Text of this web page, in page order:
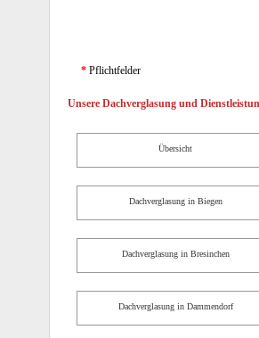
* Pflichtfelder
Unsere Dachverglasung und
Übersicht
Dachverglasung in Biegen
Dachverglasung in Bresinchen
Dachverglasung in Dammendorf